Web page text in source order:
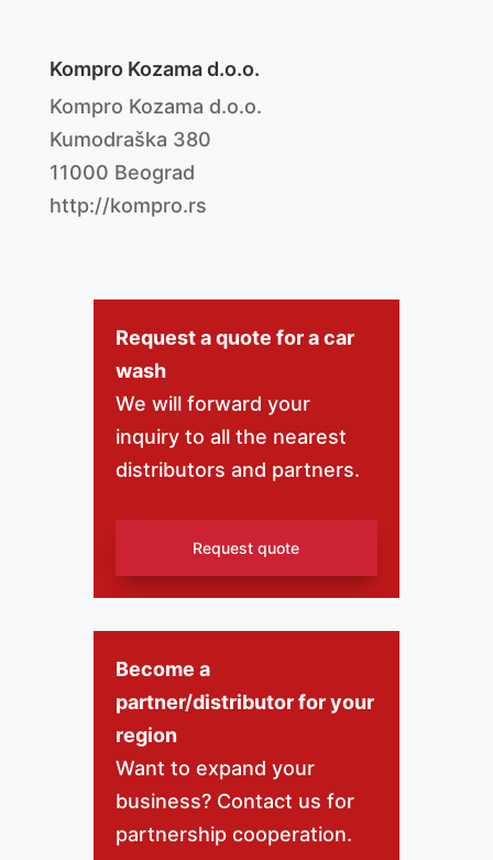
Kompro Kozama d.o.o.
Kompro Kozama d.o.o.
Kumodraška 380
11000 Beograd
http://kompro.rs
Request a quote for a car
wash
We will forward your
inquiry to all the nearest
distributors and partners.
Request quote
Become a
partner/distributor for your
region
Want to expand your
business? Contact us for
partnership cooperation.